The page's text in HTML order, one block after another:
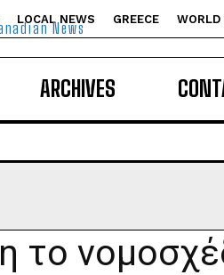
LOCAL NEWS GREECE WORLD
News
ARCHIVES
το